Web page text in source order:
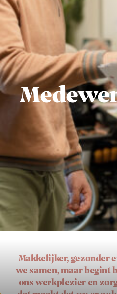
Makkelijker, gezonder
we samen, maar begint
ons werkplezier en